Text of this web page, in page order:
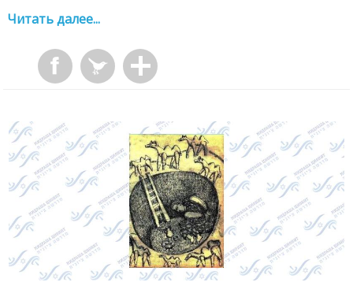
Читать далее...